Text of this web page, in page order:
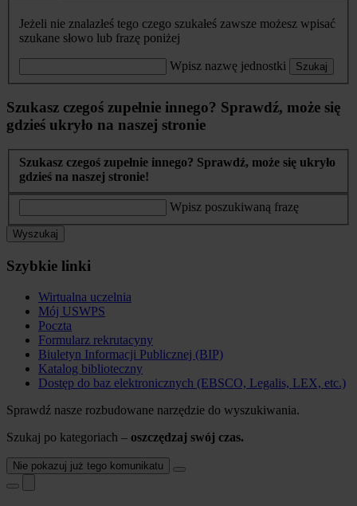
Jeżeli nie znalazłeś tego czego szukałeś zawsze możesz wpisać
szukane słowo lub frazę poniżej
Wpisz nazwę jednostki Szukaj
Szukasz czegoś zupełnie innego? Sprawdź, może się
gdzieś ukryło na naszej stronie
Szukasz czegoś zupełnie innego? Sprawdź, może się ukryło
gdzieś na naszej stronie!
Wpisz poszukiwaną frazę
Wyszukaj
Szybkie linki
Wirtualna uczelnia
Mój USWPS
Poczta
Formularz rekrutacyny
Biuletyn Informacji Publicznej (BIP)
Katalog biblioteczny
Dostęp do baz elektronicznych (EBSCO, Legalis, LEX, etc.)
Sprawdź nasze rozbudowane narzędzie do wyszukiwania.
Szukaj po kategoriach – oszczędzaj swój czas.
Nie pokazuj już tego komunikatu